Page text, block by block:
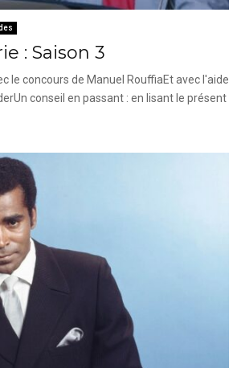
: Saison 3
le concours de Manuel RouffiaEt avec l'aide
conseil en passant : en lisant le présent